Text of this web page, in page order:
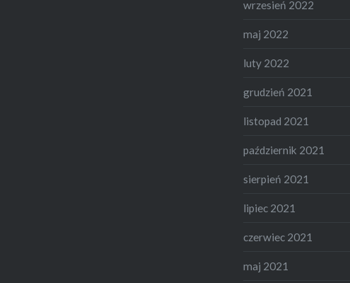
wrzesień 2022
maj 2022
luty 2022
grudzień 2021
listopad 2021
październik 2021
sierpień 2021
lipiec 2021
czerwiec 2021
maj 2021